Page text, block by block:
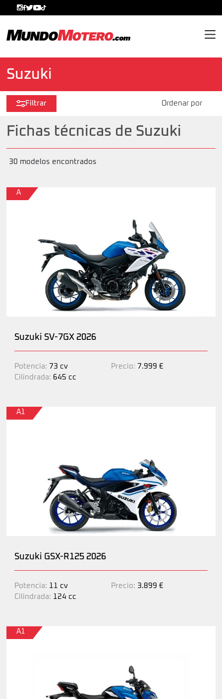
Suzuki
Filtrar
Fichas técnicas de Suzuki
30 modelos encontrados
A
Suzuki SV-7GX 2026
Potencia: 73 cv
Cilindrada: 645 cc
Precio: 7.999 €
A1
Suzuki GSX-R125 2026
Potencia: 11 cv
Cilindrada: 124 cc
Precio: 3.899 €
A1